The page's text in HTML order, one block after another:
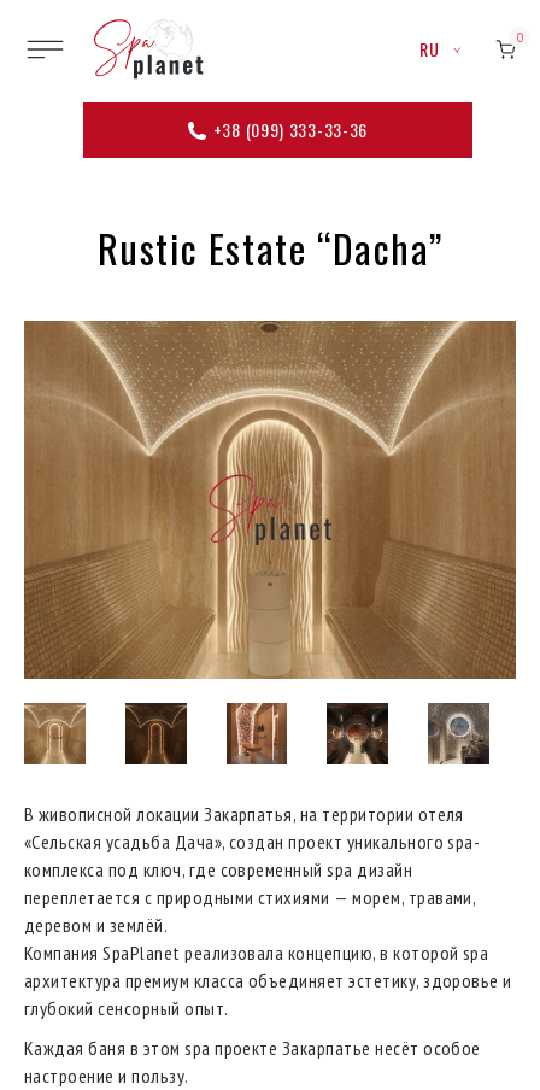
+38 (099) 333-33-36
RU 0
Rustic Estate “Dacha”
В живописной локации Закарпатья, на территории отеля
«Сельская усадьба Дача», создан проект уникального spa-
комплекса под ключ, где современный spa дизайн
переплетается с природными стихиями — морем, травами,
деревом и землёй.
Компания SpaPlanet реализовала концепцию, в которой spa
архитектура премиум класса объединяет эстетику, здоровье и
глубокий сенсорный опыт.
Каждая баня в этом spa проекте Закарпатье несёт особое
настроение и пользу.